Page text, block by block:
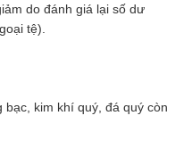
do đánh giá lại số dư
tệ).
bạc, kim khí quý, đá quý còn